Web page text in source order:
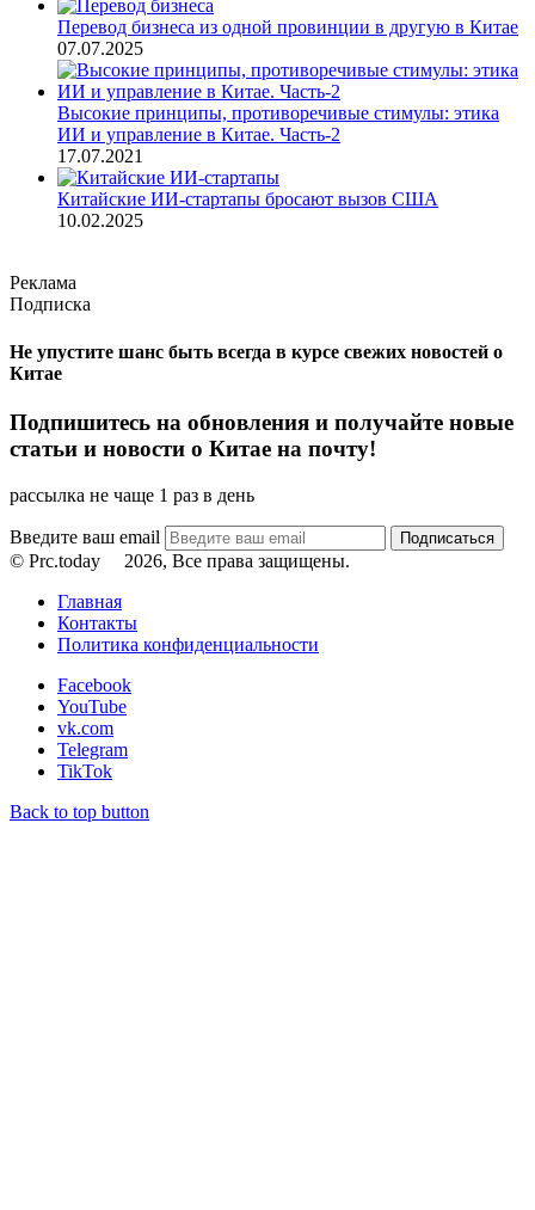
Перевод бизнеса из одной провинции в другую в Китае
07.07.2025
Высокие принципы, противоречивые стимулы: этика
ИИ и управление в Китае. Часть-2
17.07.2021
Китайские ИИ-стартапы бросают вызов США
10.02.2025
Реклама
Подписка
Не упустите шанс быть всегда в курсе свежих новостей о
Китае
Подпишитесь на обновления и получайте новые
статьи и новости о Китае на почту!
рассылка не чаще 1 раз в день
Введите ваш email
© Prc.today
2026, Все права защищены.
Главная
Контакты
Политика конфиденциальности
Facebook
YouTube
vk.com
Telegram
TikTok
Back to top button